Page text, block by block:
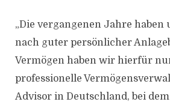
„Die vergangenen Jahre
nach guter persönlicher
Vermögen haben wir hierfür
professionelle
Advisor in Deutschland, bei